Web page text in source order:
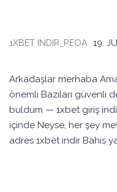
1XBET INDIR_PEOA 19.
Arkadaşlar merhaba
önemli Bazıları güvenli
buldum — 1xbet giriş
içinde Neyse, her şey
adres 1xbet indir Bahis